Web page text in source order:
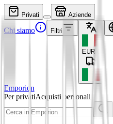
Privati Aziende
Chi siamo Filtri
EUR
Emporion
Per privatiAcquisti personali